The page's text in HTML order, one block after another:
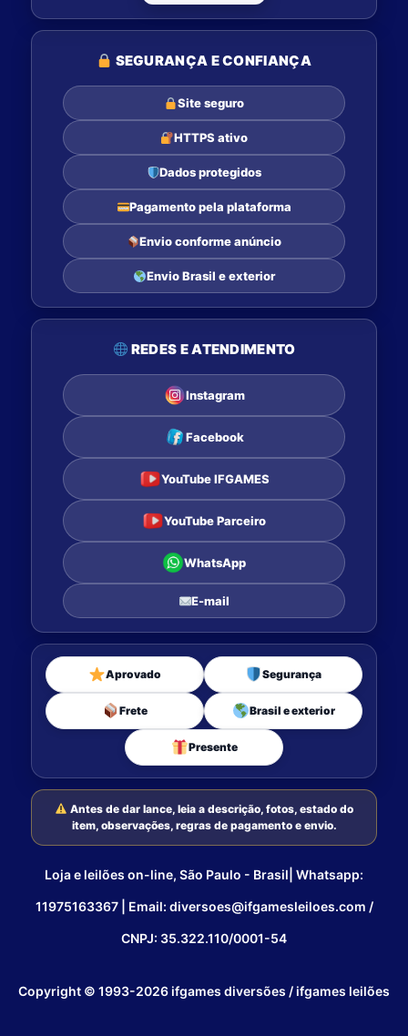
SEGURANÇA E CONFIANÇA
Site seguro
HTTPS ativo
Dados protegidos
Pagamento pela plataforma
Envio conforme anúncio
Envio Brasil e exterior
REDES E ATENDIMENTO
Instagram
Facebook
YouTube IFGAMES
YouTube Parceiro
WhatsApp
E-mail
Aprovado Segurança
Frete Brasil e exterior
Presente
Antes de dar lance, leia a descrição, fotos, estado do
item, observações, regras de pagamento e envio.
Loja e leilões on-line, São Paulo - Brasil| Whatsapp:
11975163367 | Email: diversoes@ifgamesleiloes.com /
CNPJ: 35.322.110/0001-54
Copyright © 1993-2026 ifgames diversões / ifgames leilões